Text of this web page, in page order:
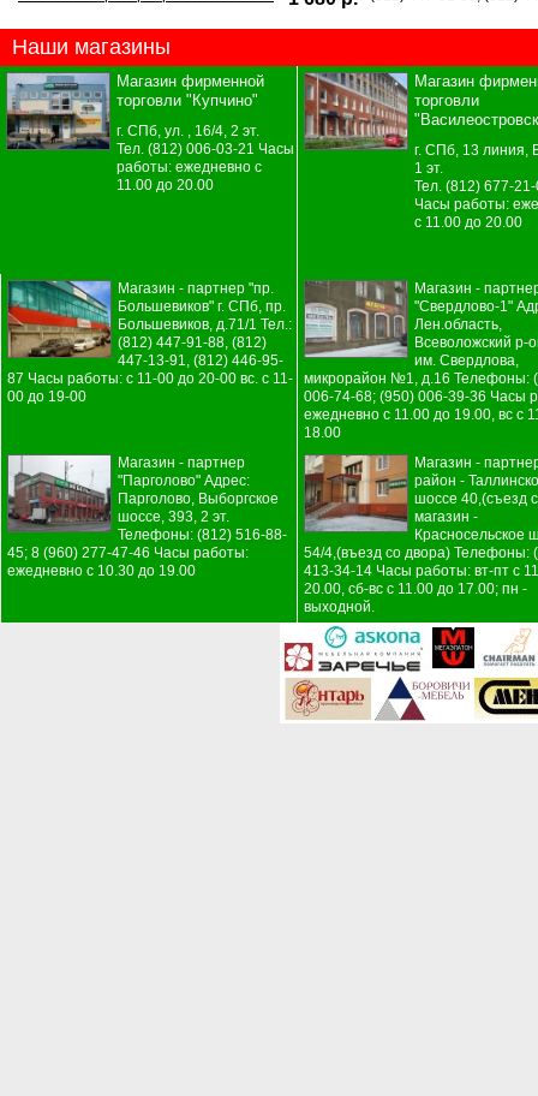
Наши магазины
Магазин фирменной
торговли "Купчино"
г. СПб, ул. , 16/4, 2 эт.
Тел. (812) 006-03-21 Часы
работы: ежедневно с
11.00 до 20.00
Магазин
торговли
г. СПб, 13 линия,
1 эт.
Тел. (812) 677-
Часы работы:
с 11.00 до 20.00
Магазин - партнер "пр.
Большевиков" г. СПб, пр.
Большевиков, д.71/1 Тел.:
(812) 447-91-88, (812)
447-13-91, (812) 446-95-
87 Часы работы: с 11-00 до 20-00 вс. с 11-
00 до 19-00
Магазин -
"Свердлово-1"
Лен.область,
Всеволожский р-
им. Свердлова,
микрорайон №1, д.16 Телефоны:
006-74-68; (950) 006-39-36 Часы
ежедневно с 11.00 до 19.00, вс с
18.00
Магазин - партнер
"Парголово" Адрес:
Парголово, Выборгское
шоссе, 393, 2 эт.
Телефоны: (812) 516-88-
45; 8 (960) 277-47-46 Часы работы:
ежедневно с 10.30 до 19.00
Магазин -
район -
шоссе 40,(съезд
магазин -
Красносельское
54/4,(въезд со двора) Телефоны:
413-34-14 Часы работы: вт-пт с
20.00, сб-вс с 11.00 до 17.00; пн -
выходной.